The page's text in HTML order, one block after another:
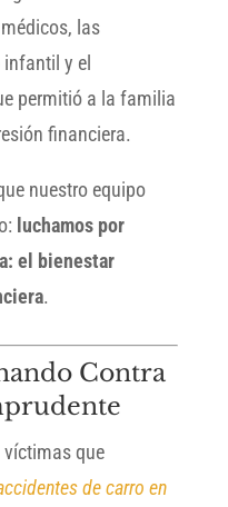
las
y el
permitió a la familia
financiera.
nuestro equipo
luchamos por
el bienestar
.
Contra
víctimas que
de carro en